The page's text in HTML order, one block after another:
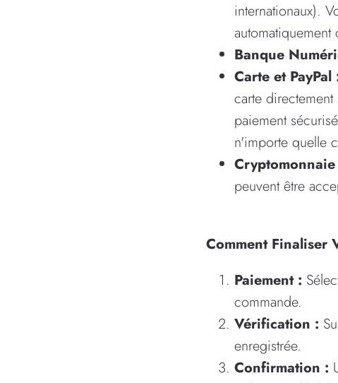
internationaux).
Banque
Carte et PayPal
carte
paiement
n'importe quelle
peuvent être
Comment Finaliser
Paiement :
commande.
Vérification :
enregistrée.
Confirmation :